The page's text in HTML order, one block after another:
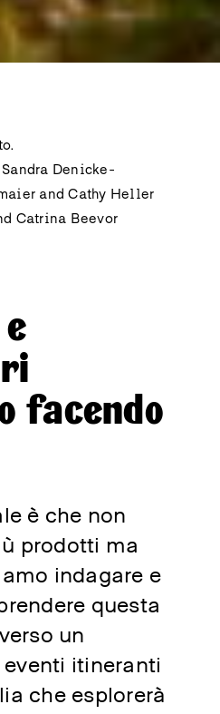
Denicke-
and Cathy Heller
Catrina Beevor
facendo
è che non
prodotti ma
indagare e
questa
un
itineranti
che esplorerà